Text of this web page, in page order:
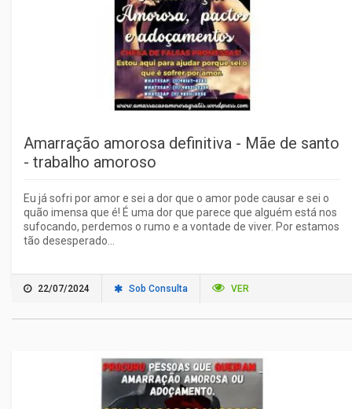
Amarração amorosa definitiva - Mãe de santo
- trabalho amoroso
Eu já sofri por amor e sei a dor que o amor pode causar e sei o
quão imensa que é! É uma dor que parece que alguém está nos
sufocando, perdemos o rumo e a vontade de viver. Por estamos
tão desesperado...
22/07/2024 Sob Consulta VER